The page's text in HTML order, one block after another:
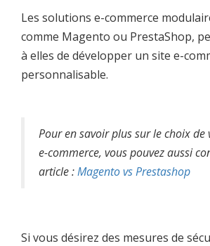
Les solutions e-commerce
comme Magento ou PrestaShop,
à elles de développer un site e-
personnalisable.
Pour en savoir plus sur le choix
e-commerce, vous pouvez aussi
article :Magento vs Prestashop
Si vous désirez des mesures de